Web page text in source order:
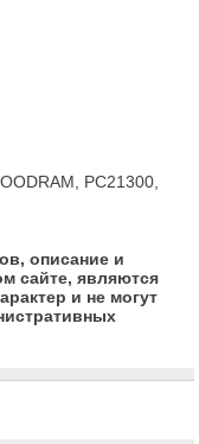
PC21300,
описание и
сайте, являются
и не могут